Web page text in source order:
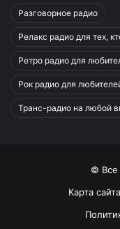
Разговорное радио
Релакс радио для тех,
Ретро радио для
Рок радио для
Транс-радио на любой
© Все
Карта сайта